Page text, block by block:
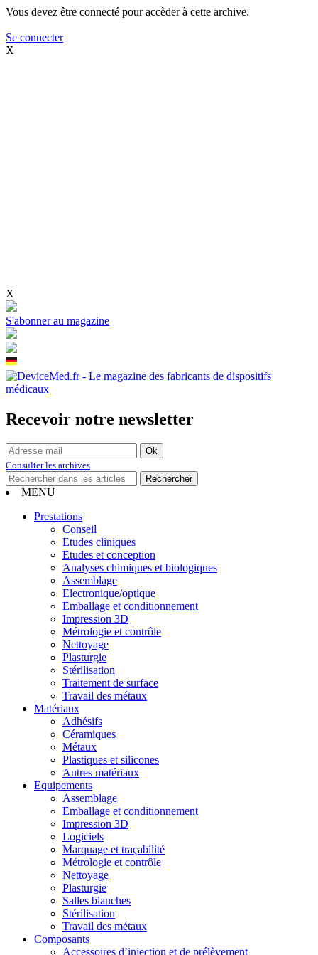
Vous devez être connecté pour accèder à cette archive.
Se connecter
X
X
S'abonner au magazine
Recevoir notre newsletter
Consulter les archives
MENU
Prestations
Conseil
Etudes cliniques
Etudes et conception
Analyses chimiques et biologiques
Assemblage
Electronique/optique
Emballage et conditionnement
Impression 3D
Métrologie et contrôle
Nettoyage
Plasturgie
Stérilisation
Traitement de surface
Travail des métaux
Matériaux
Adhésifs
Céramiques
Métaux
Plastiques et silicones
Autres matériaux
Equipements
Assemblage
Emballage et conditionnement
Impression 3D
Logiciels
Marquage et traçabilité
Métrologie et contrôle
Nettoyage
Plasturgie
Salles blanches
Stérilisation
Travail des métaux
Composants
Accessoires d’injection et de prélèvement